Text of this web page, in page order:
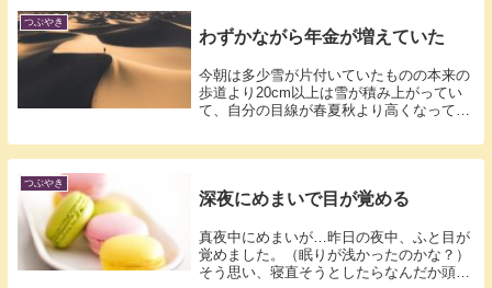
つぶやき
わずかながら年金が増えていた
今朝は多少雪が片付いていたものの本来の
歩道より20cm以上は雪が積み上がってい
て、自分の目線が春夏秋より高くなってい
つぶやき
深夜にめまいで目が覚める
真夜中にめまいが…昨日の夜中、ふと目が
覚めました。（眠りが浅かったのかな？）
そう思い、寝直そうとしたらなんだか頭が